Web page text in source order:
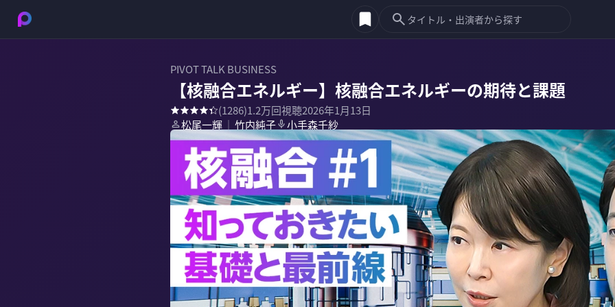
PIVOT TALK BUSINESS
【核融合エネルギー】核融合エネルギーの期待と課題
(1286)1.2万回視聴2026年1月13日
松尾一輝 ｜ 竹内純子 小手森千紗